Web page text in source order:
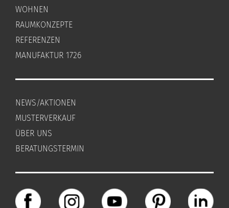
WOHNEN
RAUMKONZEPTE
REFERENZEN
MANUFAKTUR 1726
NEWS/AKTIONEN
MUSTERVERKAUF
ÜBER UNS
BERATUNGSTERMIN